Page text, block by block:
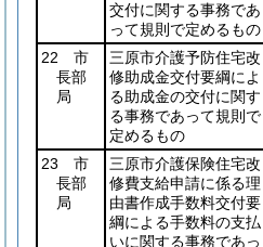
交付に関する事務であ
って規則で定めるもの
22 市
長部
局
三原市介護予防住宅改
修助成金交付要綱によ
る助成金の交付に関す
る事務であって規則で
定めるもの
23 市
長部
局
三原市介護保険住宅改
修費支給申請に係る理
由書作成手数料交付要
綱による手数料の支払
いに関する事務であっ